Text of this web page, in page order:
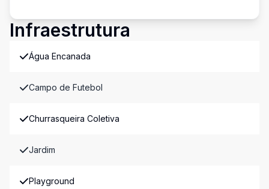
Infraestrutura
Água Encanada
Campo de Futebol
Churrasqueira Coletiva
Jardim
Playground